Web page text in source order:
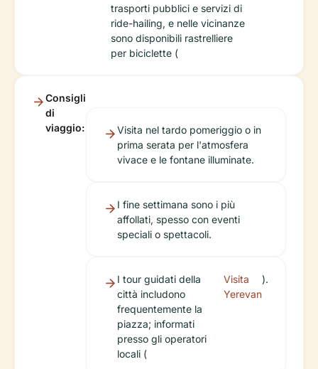
trasporti pubblici e servizi di
ride-hailing, e nelle vicinanze
sono disponibili rastrelliere
per biciclette (
Consigli
di
viaggio:
Visita nel tardo pomeriggio o in
prima serata per l'atmosfera
vivace e le fontane illuminate.
I fine settimana sono i più
affollati, spesso con eventi
speciali o spettacoli.
I tour guidati della
città includono
frequentemente la
piazza; informati
presso gli operatori
locali (
Visita
Yerevan
).